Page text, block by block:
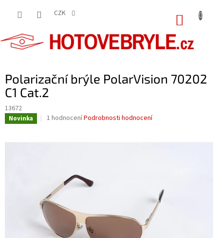
CZK
Polarizační brýle PolarVision 70202
C1 Cat.2
13672
Novinka
Průměrné
hvězdiček.
1 hodnoceníPodrobnosti hodnocení